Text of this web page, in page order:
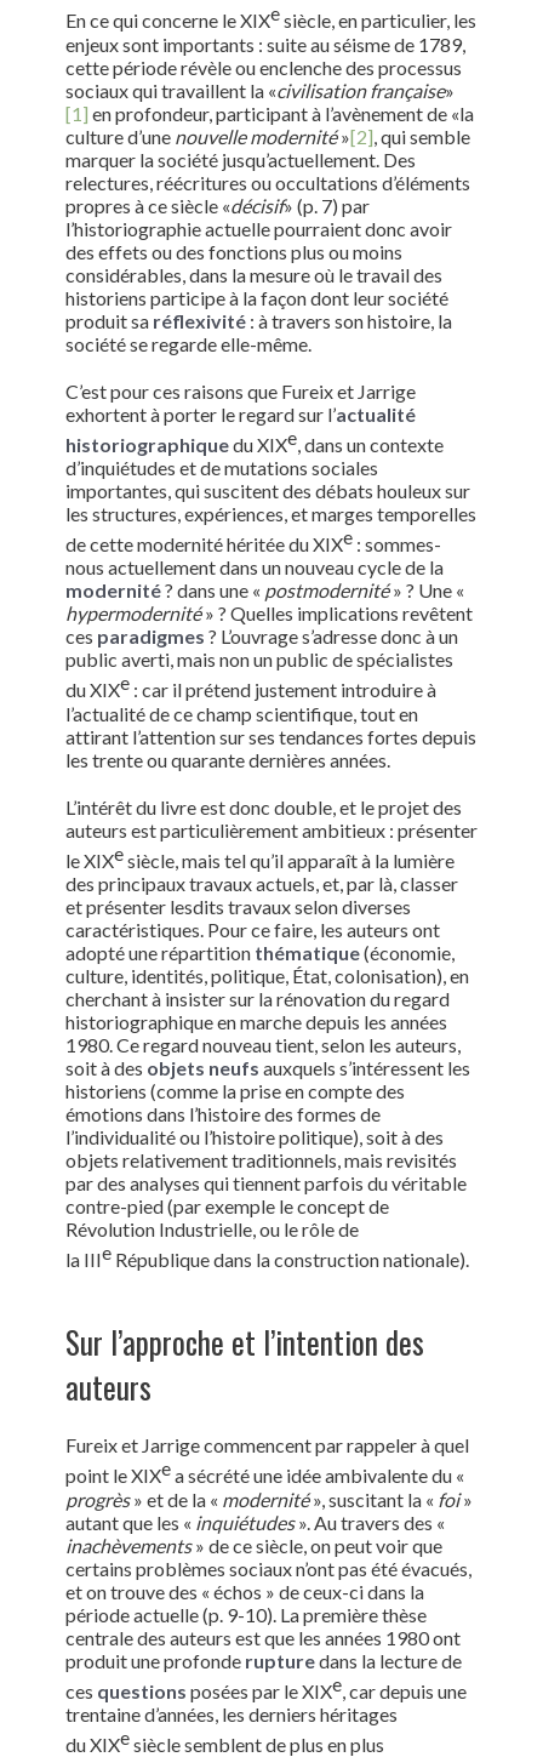
En ce qui concerne le XIXesiècle, en particulier, les
enjeux sont importants : suite au séisme de 1789,
cette période révèle ou enclenche des processus
sociaux qui travaillent la «civilisation française»
[1] en profondeur, participant à l’avènement de «la
culture d’une nouvelle modernité»[2] , qui semble
marquer la société jusqu’actuellement. Des
relectures, réécritures ou occultations d’éléments
propres à ce siècle «décisif» (p. 7) par
l’historiographie actuelle pourraient donc avoir
des effets ou des fonctions plus ou moins
considérables, dans la mesure où le travail des
historiens participe à la façon dont leur société
produit sa réflexivité : à travers son histoire, la
société se regarde elle-même.
C’est pour ces raisons que Fureix et Jarrige
exhortent à porter le regard sur l’actualité
historiographiquedu XIXe, dans un contexte
d’inquiétudes et de mutations sociales
importantes, qui suscitent des débats houleux sur
les structures, expériences, et marges temporelles
de cette modernité héritée du XIXe: sommes-
nous actuellement dans un nouveau cycle de la
modernité? dans une « postmodernité» ? Une «
hypermodernité» ? Quelles implications revêtent
ces paradigmes ? L’ouvrage s’adresse donc à un
public averti, mais non un public de spécialistes
du XIXe: car il prétend justement introduire à
l’actualité de ce champ scientifique, tout en
attirant l’attention sur ses tendances fortes depuis
les trente ou quarante dernières années.
L’intérêt du livre est donc double, et le projet des
auteurs est particulièrement ambitieux : présenter
le XIXesiècle, mais tel qu’il apparaît à la lumière
des principaux travaux actuels, et, par là, classer
et présenter lesdits travaux selon diverses
caractéristiques. Pour ce faire, les auteurs ont
adopté une répartition thématique(économie,
culture, identités, politique, État, colonisation), en
cherchant à insister sur la rénovation du regard
historiographique en marche depuis les années
1980. Ce regard nouveau tient, selon les auteurs,
soit à des objets neufs auxquels s’intéressent les
historiens (comme la prise en compte des
émotions dans l’histoire des formes de
l’individualité ou l’histoire politique), soit à des
objets relativement traditionnels, mais revisités
par des analyses qui tiennent parfois du véritable
contre-pied (par exemple le concept de
Révolution Industrielle, ou le rôle de
la IIIeRépublique dans la construction nationale).
Sur l’approche et l’intention des
auteurs
Fureix et Jarrige commencent par rappeler à quel
point le XIXea sécrété une idée ambivalente du «
progrès» et de la « modernité», suscitant la « foi»
autant que les « inquiétudes». Au travers des «
inachèvements» de ce siècle, on peut voir que
certains problèmes sociaux n’ont pas été évacués,
et on trouve des « échos » de ceux-ci dans la
période actuelle (p. 9-10). La première thèse
centrale des auteurs est que les années 1980 ont
produit une profonde rupturedans la lecture de
ces questions posées par le XIXe, car depuis une
trentaine d’années, les derniers héritages
du XIXesiècle semblent de plus en plus